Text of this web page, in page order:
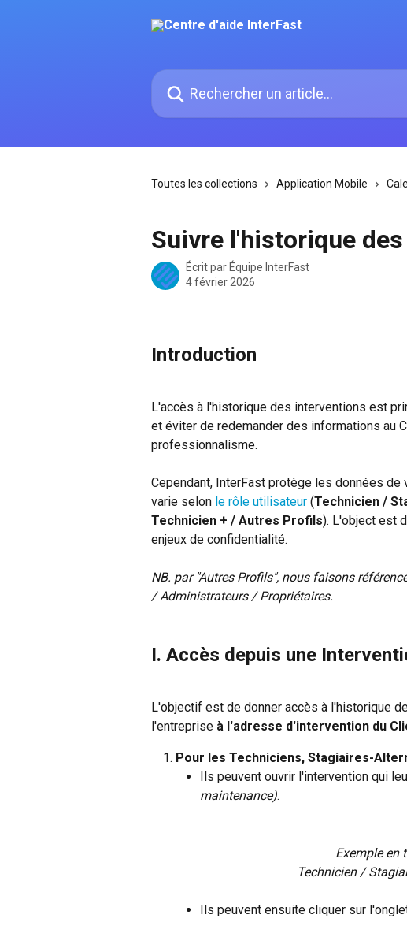
Rechercher un article...
Toutes les collections Application Mobile
Suivre l'historique
Écrit par Équipe InterFast
4 février 2026
Introduction
L'accès à l'historique des interventions est
et éviter de redemander des informations au
professionnalisme.
Cependant, InterFast protège les données
varie selon le rôle utilisateur (Technicien /
Technicien + / Autres Profils). L'object est
enjeux de confidentialité.
NB. par "Autres Profils", nous faisons
/ Administrateurs / Propriétaires.
I. Accès depuis une
L'objectif est de donner accès à l'historique
l'entreprise à l'adresse d'intervention du
Pour les Techniciens, Stagiaires-
Ils peuvent ouvrir l'intervention qui
maintenance).
Exemple en
Technicien /
Ils peuvent ensuite cliquer sur